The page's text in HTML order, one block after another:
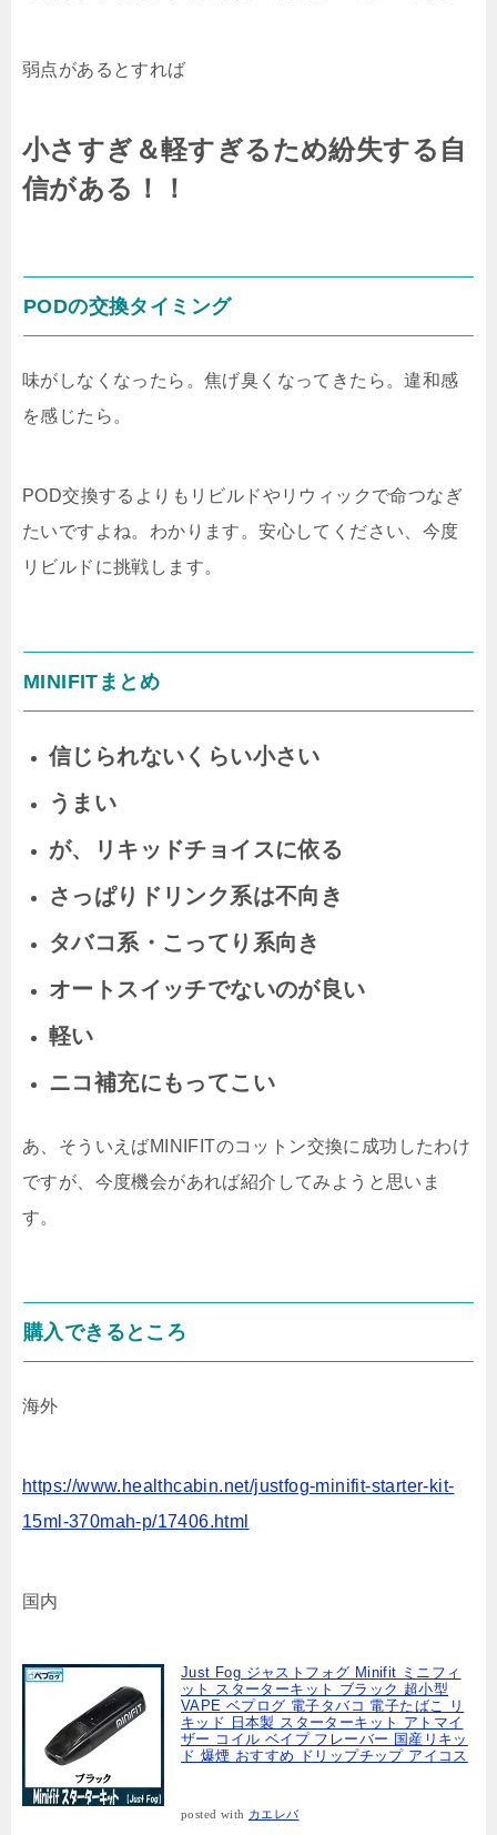
弱点があるとすれば
小さすぎ＆軽すぎるため紛失する自
信がある！！
PODの交換タイミング
味がしなくなったら。焦げ臭くなってきたら。違和感
を感じたら。
POD交換するよりもリビルドやリウィックで命つなぎ
たいですよね。わかります。安心してください、今度
リビルドに挑戦します。
MINIFITまとめ
信じられないくらい小さい
うまい
が、リキッドチョイスに依る
さっぱりドリンク系は不向き
タバコ系・こってり系向き
オートスイッチでないのが良い
軽い
ニコ補充にもってこい
あ、そういえばMINIFITのコットン交換に成功したわけ
ですが、今度機会があれば紹介してみようと思いま
す。
購入できるところ
海外
https://www.healthcabin.net/justfog-minifit-starter-kit-
15ml-370mah-p/17406.html
国内
Just Fog ジャストフォグ Minifit ミニフィ
ット スターターキット ブラック 超小型
VAPE ベプログ 電子タバコ 電子たばこ リ
キッド 日本製 スターターキット アトマイ
ザー コイル ベイプ フレーバー 国産リキッ
ド 爆煙 おすすめ ドリップチップ アイコス
posted with カエレバ